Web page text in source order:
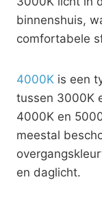
binnenshuis,
comfortabele
4000K is een
tussen 3000K
4000K en
meestal
en daglicht.